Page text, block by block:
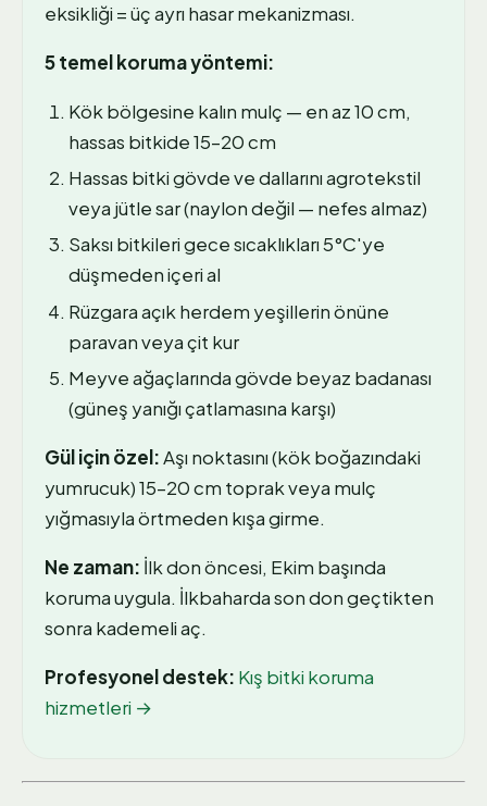
eksikliği = üç ayrı hasar mekanizması.
5 temel koruma yöntemi:
Kök bölgesine kalın mulç — en az 10 cm,
hassas bitkide 15–20 cm
Hassas bitki gövde ve dallarını agrotekstil
veya jütle sar (naylon değil — nefes almaz)
Saksı bitkileri gece sıcaklıkları 5°C'ye
düşmeden içeri al
Rüzgara açık herdem yeşillerin önüne
paravan veya çit kur
Meyve ağaçlarında gövde beyaz badanası
(güneş yanığı çatlamasına karşı)
Gül için özel:Aşı noktasını (kök boğazındaki
yumrucuk) 15–20 cm toprak veya mulç
yığmasıyla örtmeden kışa girme.
Ne zaman: İlk don öncesi, Ekim başında
koruma uygula. İlkbaharda son don geçtikten
sonra kademeli aç.
Profesyonel destek: Kış bitki koruma
hizmetleri →